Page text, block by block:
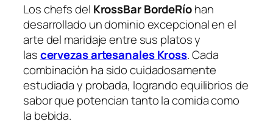
Los chefs del KrossBar BordeRíohan
desarrollado un dominio excepcional en el
arte del maridaje entre sus platos y
lascervezas artesanales Kross. Cada
combinación ha sido cuidadosamente
estudiada y probada, logrando equilibrios de
sabor que potencian tanto la comida como
la bebida.